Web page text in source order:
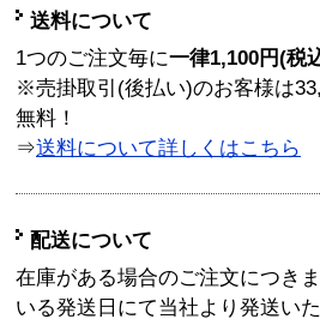
送料について
1つのご注文毎に一律1,100円(税
※売掛取引(後払い)のお客様は
無料！
⇒送料について詳しくはこちら
配送について
在庫がある場合のご注文につき
いる発送日にて当社より発送い